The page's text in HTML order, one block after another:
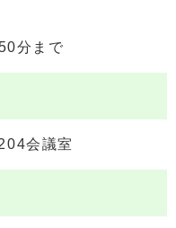
分まで
会議室